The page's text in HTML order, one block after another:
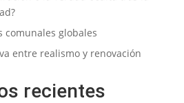
comunales globales
entre realismo y renovación
recientes